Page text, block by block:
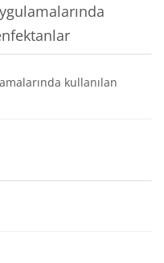
kullanılan